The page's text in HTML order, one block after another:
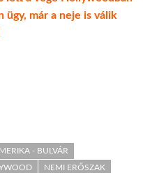
ügy, már a neje is válik
- BULVÁR
NEMI ERŐSZAK